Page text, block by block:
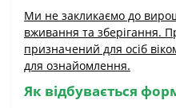
Ми не закликаємо до
вживання та зберігання.
призначений для осіб
для ознайомлення.
Як відбувається